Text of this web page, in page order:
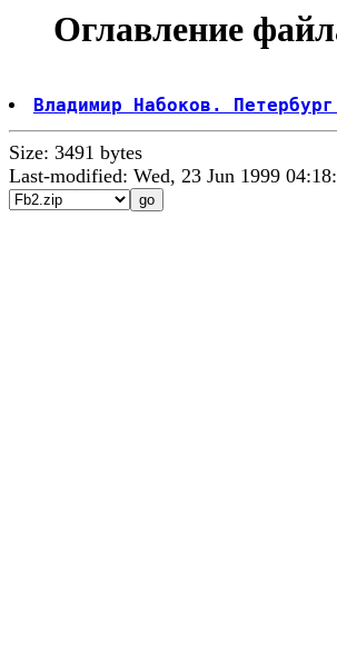
Оглавление
Владимир Набоков.
Size: 3491 bytes
Last-modified: Wed, 23 Jun 1999